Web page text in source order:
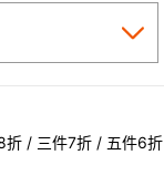
折 / 三件7折 / 五件6折